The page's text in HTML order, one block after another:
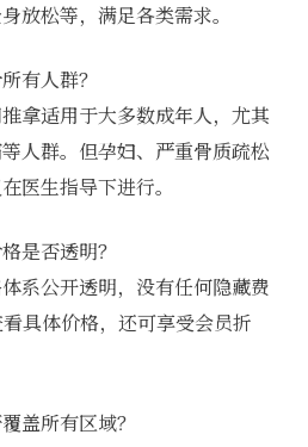
放松等，满足各类需求。
有人群？
拿适用于大多数成年人，尤其
人群。但孕妇、严重骨质疏松
医生指导下进行。
是否透明？
系公开透明，没有任何隐藏费
具体价格，还可享受会员折
盖所有区域？